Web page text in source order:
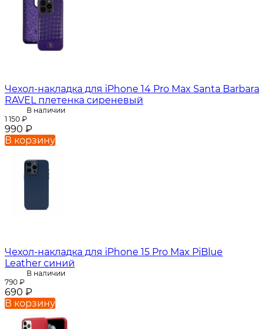
Чехол-накладка для iPhone 14 Pro Max Santa Barbara
RAVEL плетенка сиреневый
В наличии
1 150 ₽
990 ₽
В корзину
Чехол-накладка для iPhone 15 Pro Max PiBlue
Leather синий
В наличии
790 ₽
690 ₽
В корзину